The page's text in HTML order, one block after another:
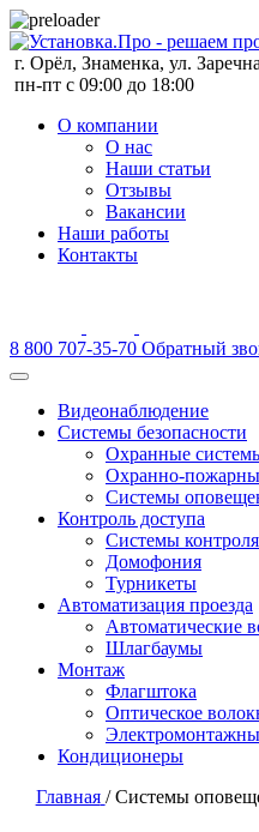
г. Орёл, Знаменка, ул.
пн-пт с 09:00 до 18:00
О компании
О нас
Наши статьи
Отзывы
Вакансии
Наши работы
Контакты
8 800 707-35-70 Обратный
Видеонаблюдение
Системы безопасности
Охранные
Охранно-
Системы
Контроль доступа
Системы
Домофония
Турникеты
Автоматизация проезда
Автоматические
Шлагбаумы
Монтаж
Флагштока
Оптическое
Кондиционеры
Главная /Системы